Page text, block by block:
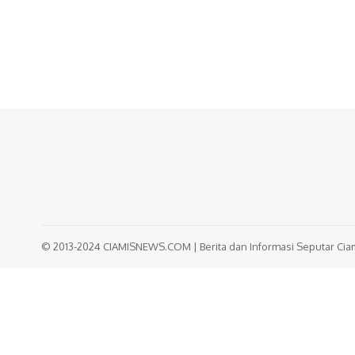
© 2013-2024 CIAMISNEWS.COM | Berita dan Informasi Seputar